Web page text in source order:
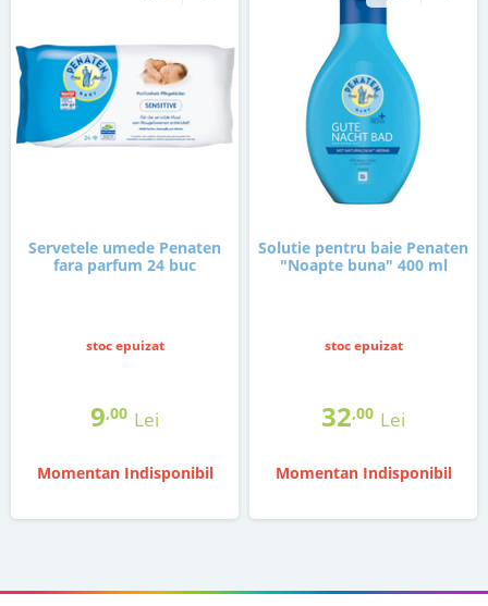
Servetele umede Penaten
fara parfum 24 buc
stoc epuizat
9,00 Lei
Momentan Indisponibil
Solutie pentru baie Penaten
"Noapte buna" 400 ml
stoc epuizat
32,00 Lei
Momentan Indisponibil